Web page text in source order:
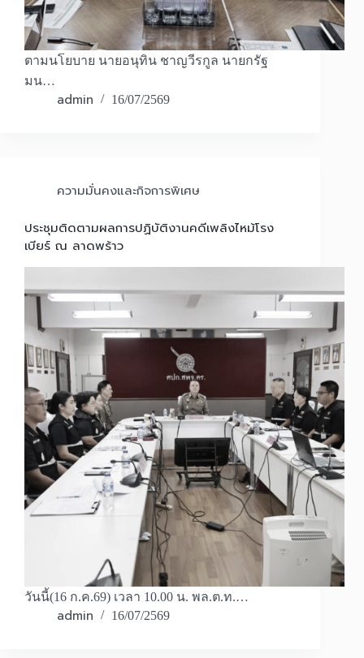
ตามนโยบาย นายอนุทิน ชาญวีรกูล นายกรัฐ
มน…
admin 16/07/2569
ความมั่นคงและกิจการพิเศษ
ประชุมติดตามผลการปฏิบัติงานคดีเพลิงไหม้โรง
เบียร์ ณ ลาดพร้าว
วันนี้(16 ก.ค.69) เวลา 10.00 น. พล.ต.ท.…
admin 16/07/2569